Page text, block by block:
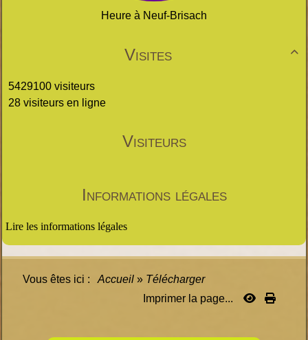
Heure à Neuf-Brisach

Visites
5429100 visiteurs
28 visiteurs en ligne
Visiteurs
Informations légales
Lire les informations légales
Vous êtes ici : Accueil » Télécharger
Imprimer la page...